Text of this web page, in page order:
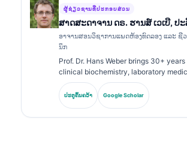
ຜູ້ຊ່ຽວຊານທີ່ປະກອບສ່ວນ
ສາດສະດາຈານ ດຣ. ຮານສ໌ ເວເບີ, ປ
ອາຈານສອນວິຊາການແພດຫ້ອງທົດລອງ ແລະ ຊີ
ນິກ
Prof. Dr. Hans Weber brings 30+
clinical biochemistry, laboratory
biomarker research. Former President
Society for Clinical Chemistry, he
diagnostic panel analysis, biomarker
ປະຕູຄົ້ນຄວ້າ Google Scholar